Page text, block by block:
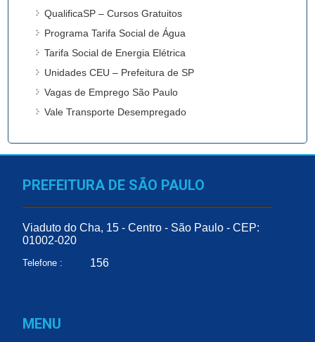
QualificaSP – Cursos Gratuitos
Programa Tarifa Social de Água
Tarifa Social de Energia Elétrica
Unidades CEU – Prefeitura de SP
Vagas de Emprego São Paulo
Vale Transporte Desempregado
PREFEITURA DE SÃO PAULO
Viaduto do Cha, 15 - Centro - São Paulo - CEP:
01002-020
Telefone : 156
MENU